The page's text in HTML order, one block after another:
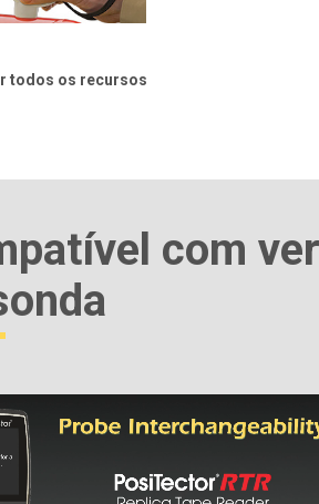
todos os recursos
com